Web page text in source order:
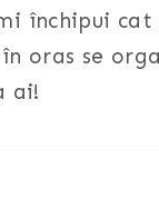
închipui
oras se
ai!